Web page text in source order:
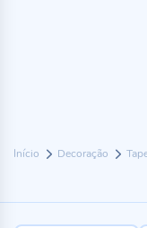
Início Decoração